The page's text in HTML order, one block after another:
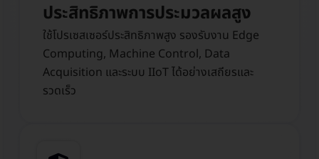
ประสิทธิภาพการประมวลผลสูง
ใช้โปรเซสเซอร์ประสิทธิภาพสูง รองรับงาน Edge
Computing, Machine Control, Data
Acquisition และระบบ IIoT ได้อย่างเสถียรและ
รวดเร็ว